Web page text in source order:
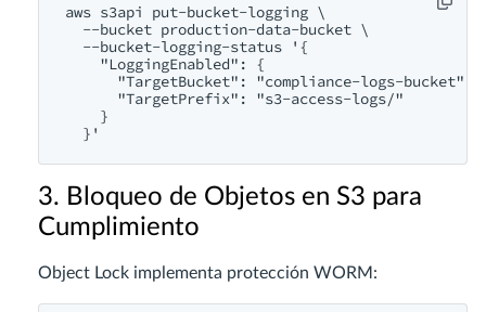
aws s3api put-bucket-logging \
  --bucket production-data-bucket \
  --bucket-logging-status '{
    "LoggingEnabled": {
      "TargetBucket": "compliance-logs-bucket",
      "TargetPrefix": "s3-access-logs/"
    }
3. Bloqueo de Objetos en S3 para
Cumplimiento
Object Lock implementa protección WORM: